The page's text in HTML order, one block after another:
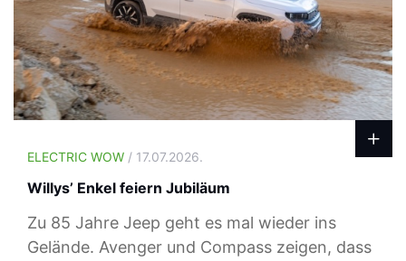
ELECTRIC WOW / 17.07.2026.
Willys’ Enkel feiern Jubiläum
Zu 85 Jahre Jeep geht es mal wieder ins
Gelände. Avenger und Compass zeigen, dass